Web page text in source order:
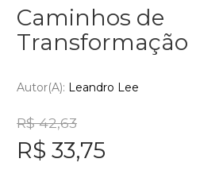
Caminhos de
Transformação
Autor(a): Leandro Lee
R$ 42,63
R$ 33,75